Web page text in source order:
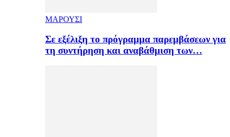
ΜΑΡΟΥΣΙ
Σε εξέλιξη το πρόγραμμα παρεμβάσεων για
τη συντήρηση και αναβάθμιση των…